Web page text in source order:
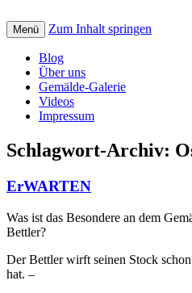
St. Petrus Kreativ
Creative art for God:
und Videos mit
Menü Zum Inhalt springen
Blog
Über uns
Gemälde-Galerie
Videos
Impressum
Schlagwort-Archiv:
ErWARTEN
Was ist das Besondere an dem
Bettler?
Der Bettler wirft seinen Stock
hat. –